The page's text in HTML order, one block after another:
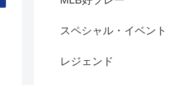
スペシャル・イベント
レジェンド